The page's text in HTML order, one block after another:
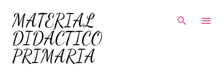
Ir al contenido principal
MATERIAL
DIDÁCTICO
PRIMARIA